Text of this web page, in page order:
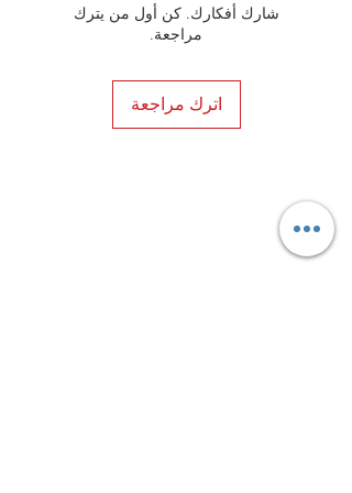
شارك أفكارك. كن أول من يترك
مراجعة.
اترك مراجعة